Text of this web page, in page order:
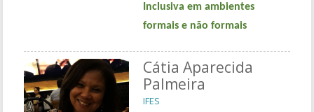
Inclusiva em ambientes
formais e não formais
Cátia Aparecida
Palmeira
IFES